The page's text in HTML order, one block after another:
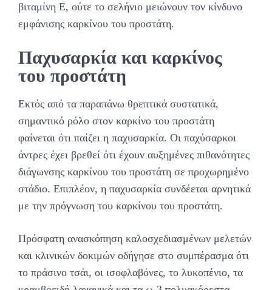
βιταμίνη Ε, ούτε το σελήνιο μειώνουν τον κίνδυνο
εμφάνισης καρκίνου του προστάτη.
Παχυσαρκία και καρκίνος
του προστάτη
Εκτός από τα παραπάνω θρεπτικά συστατικά,
σημαντικό ρόλο στον καρκίνο του προστάτη
φαίνεται ότι παίζει η παχυσαρκία. Οι παχύσαρκοι
άντρες έχει βρεθεί ότι έχουν αυξημένες πιθανότητες
διάγωνσης καρκίνου του προστάτη σε προχωρημένο
στάδιο. Επιπλέον, η παχυσαρκία συνδέεται αρνητικά
με την πρόγνωση του καρκίνου του προστάτη.
Πρόσφατη ανασκόπηση καλοσχεδιασμένων μελετών
και κλινικών δοκιμών οδήγησε στο συμπέρασμα ότι
το πράσινο τσάι, οι ισοφλαβόνες, το λυκοπένιο, τα